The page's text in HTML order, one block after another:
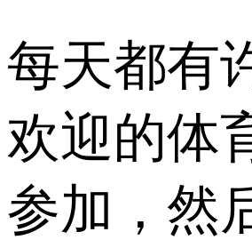
每天都有
欢迎的体
参加，然